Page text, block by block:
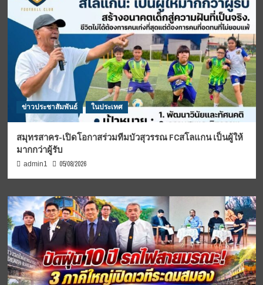
ข่าวประชาสัมพันธ์ ในประเทศ
สมุทรสาคร-เปิดโอกาสร่วมทีมบัวสุวรรณ FCสโลแกน เป็นผู้ให้
มากกว่าผู้รับ
admin1 05/08/2026